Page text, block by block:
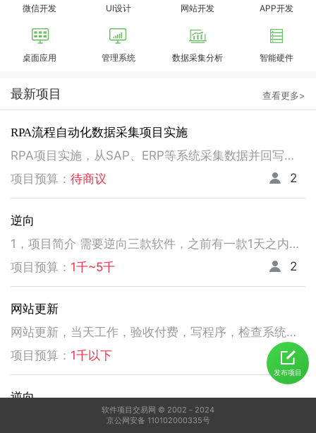
微信开发 UI设计 网站开发 APP开发
桌面应用 管理系统 数据采集分析 智能硬件
最新项目 查看更多>
RPA流程自动化数据采集项目实施
RPA项目实施，从SAP、ERP等系统采集数据并回写。请注意以下要求，不符合者请勿扰！ 1、熟悉掌握国内主流RPA设计实施，如弘玑、来也、艺赛旗等产品； 2、有大中型企业RPA流程设计、实施项目经验； 3、非远程、需要现场实施！！！！！！！
项目预算： 待商议 2
逆向
1，项目简介 需要逆向三款软件，之前有一款1天之内有人已经逆向出来，交付给我了。 2，功能需求 逆向出来后，不做任何功能改变，做加密授权就可以了三、人员要求 3，人员要求 精通逆向，做事速度快。不拖延项目进度，能保持实时交流，按时交付。 平台功能可正常使用，无明显bug。 提供项目源码
项目预算： 1千~5千 2
网站更新
网站更新，当天工作，验收付费，写程序，检查系统，更新资料库，按发现问题及时处理，写新的广州话A l软件
项目预算： 1千以下 5
逆向
发布项目
软件项目交易网 © 2002－2024
京公网安备 110102000335号